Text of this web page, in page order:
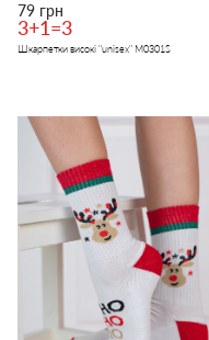
79 грн
3+1=3
Шкарпетки високі "unisex" M0301S